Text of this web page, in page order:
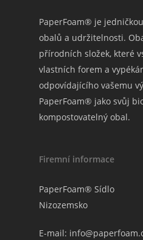
PaperFoam® je
obalů a udržitelnosti.
přírodních složek, které
vlastních forem a
odpovídajícího vašemu
PaperFoam® jako svůj
kompostovatelný obal.
Firemní informace
PaperFoam® Sídlo
Nizozemsko
E-mail: